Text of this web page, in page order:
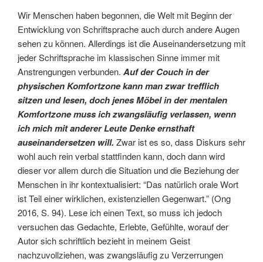
Wir Menschen haben begonnen, die Welt mit Beginn der
Entwicklung von Schriftsprache auch durch andere Augen
sehen zu können. Allerdings ist die Auseinandersetzung mit
jeder Schriftsprache im klassischen Sinne immer mit
Anstrengungen verbunden. Auf der Couch in der
physischen Komfortzone kann man zwar trefflich
sitzen und lesen, doch jenes Möbel in der mentalen
Komfortzone muss ich zwangsläufig verlassen, wenn
ich mich mit anderer Leute Denke ernsthaft
auseinandersetzen will. Zwar ist es so, dass Diskurs sehr
wohl auch rein verbal stattfinden kann, doch dann wird
dieser vor allem durch die Situation und die Beziehung der
Menschen in ihr kontextualisiert: “Das natürlich orale Wort
ist Teil einer wirklichen, existenziellen Gegenwart.” (Ong
2016, S. 94). Lese ich einen Text, so muss ich jedoch
versuchen das Gedachte, Erlebte, Gefühlte, worauf der
Autor sich schriftlich bezieht in meinem Geist
nachzuvollziehen, was zwangsläufig zu Verzerrungen